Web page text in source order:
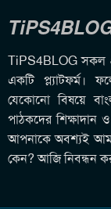
TiPS4BLOG সকল
একটি প্ল্যাটফর্ম।
যেকোনো বিষয়ে
পাঠকদের শিক্ষাদান
আপনাকে অবশ্যই
কেন? আজি নিবন্ধন